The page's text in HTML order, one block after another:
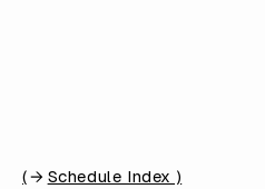
( Schedule Index )